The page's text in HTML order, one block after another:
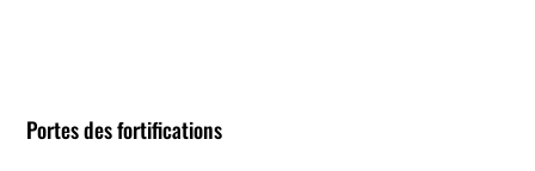
Portes des fortifications